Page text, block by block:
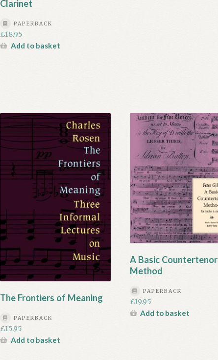
Clarinet
PAPERBACK
£18.95
Add to basket
The Frontiers of Meaning
PAPERBACK
£15.95
Add to basket
A Basic Countertenor
Method
PAPERBACK
£19.95
Add to basket